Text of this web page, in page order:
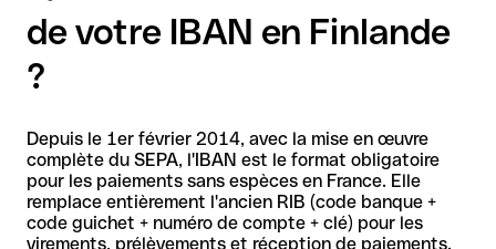
de votre IBAN en Finlande
?
Depuis le 1er février 2014, avec la mise en œuvre
complète du SEPA, l'IBAN est le format obligatoire
pour les paiements sans espèces en France. Elle
remplace entièrement l'ancien RIB (code banque +
code guichet + numéro de compte + clé) pour les
virements, prélèvements et réception de paiements.